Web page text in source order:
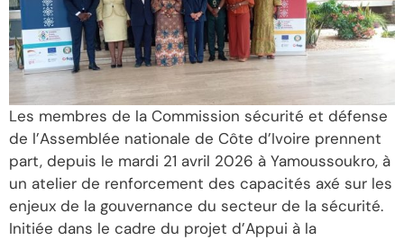
Les membres de la Commission sécurité et défense
de l’Assemblée nationale de Côte d’Ivoire prennent
part, depuis le mardi 21 avril 2026 à Yamoussoukro, à
un atelier de renforcement des capacités axé sur les
enjeux de la gouvernance du secteur de la sécurité.
Initiée dans le cadre du projet d’Appui à la